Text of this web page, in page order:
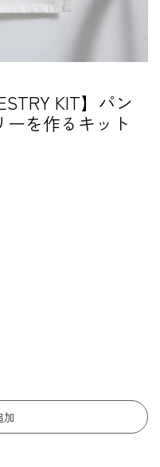
KIT】パン
を作るキット
加